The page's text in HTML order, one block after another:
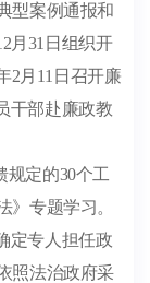
型案例通报和
月 31 日组织开
2月 11 日召开廉
干部赴廉政教
规定的30个工
》专题学习。
定专人担任政
照法治政府采